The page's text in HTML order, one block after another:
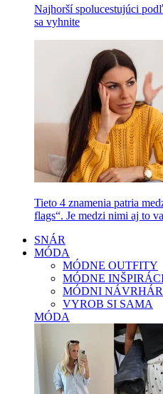
Najhorší spolucestujúci
sa vyhnite
Tieto 4 znamenia patria
flags“. Je medzi nimi aj to
SNÁR
MÓDA
MÓDNE OUTFITY
MÓDNE
MÓDNI
VYROB SI SAMA
MÓDA